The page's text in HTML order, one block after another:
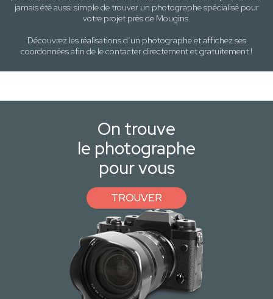
jamais été aussi simple de trouver un photographe spécialisé pour
votre projet près de Mougins.
Découvrez les réalisations d’un photographe et affichez ses
coordonnées afin de le contacter directement et gratuitement !
On trouve
le photographe
pour vous
TROUVER